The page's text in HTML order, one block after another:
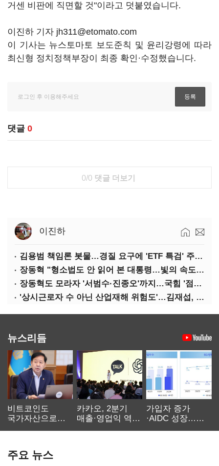
거센 비판에 직면할 것"이라고 덧붙였습니다.
이진하 기자 jh311@etomato.com
이 기사는 뉴스토마토 보도준칙 및 윤리강령에 따라
최신형 정치정책부장이 최종 확인·수정했습니다.
댓글 0
0/0 댓글 더보기
이진하
김용범 책임론 봇물…경질 요구에 'ETF 특검' 주장까지
장동혁 "형소법도 안 읽어 본 대통령…빛의 속도로 무너질 것"
장동혁도 모라자 '서범수·진종오'까지…국힘 '점입가경'
'상시근로자 수 아닌 산업재해 위험도'…김재섭, 산재예방 지원기준 손질
뉴스리듬
비트코인도
국가자산으로…'
카카오, 2분기
매출·영업익 역대
가입자 증가
·AIDC 성장…
주요 뉴스